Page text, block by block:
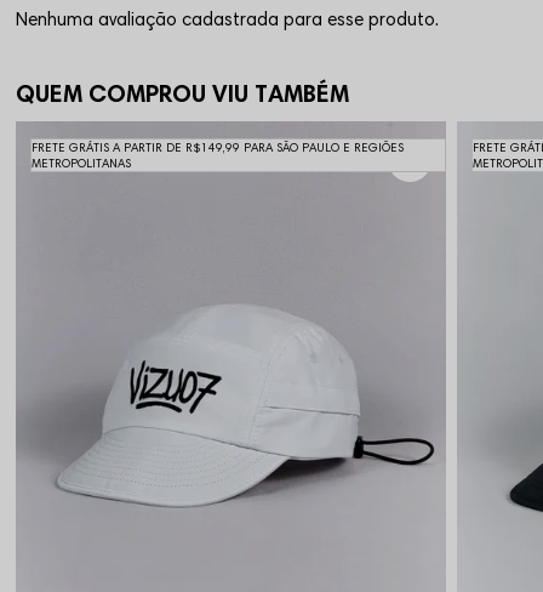
Nenhuma avaliação cadastrada para esse produto.
QUEM COMPROU VIU TAMBÉM
FRETE GRÁTIS A PARTIR DE R$149,99 PARA SÃO PAULO E REGIÕES
METROPOLITANAS
FRETE